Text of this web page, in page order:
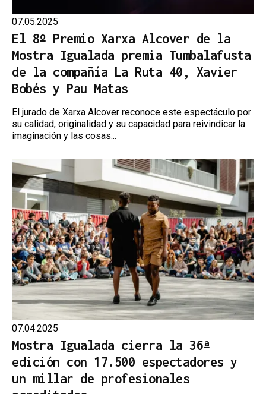
07.05.2025
El 8º Premio Xarxa Alcover de la
Mostra Igualada premia Tumbalafusta
de la compañía La Ruta 40, Xavier
Bobés y Pau Matas
El jurado de Xarxa Alcover reconoce este espectáculo por
su calidad, originalidad y su capacidad para reivindicar la
imaginación y las cosas...
07.04.2025
Mostra Igualada cierra la 36ª
edición con 17.500 espectadores y
un millar de profesionales